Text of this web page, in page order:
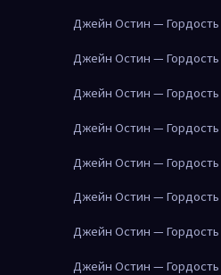
Джейн Остин —
Джейн Остин —
Джейн Остин —
Джейн Остин —
Джейн Остин —
Джейн Остин —
Джейн Остин —
Джейн Остин —